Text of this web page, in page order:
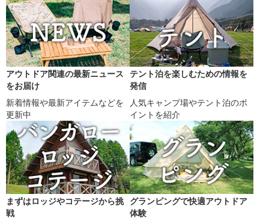
アウトドア関連の最新ニュース
をお届け
新着情報や最新アイテムなどを
更新中
テント泊を楽しむための情報を
発信
人気キャンプ場やテント泊のポ
イントを紹介
まずはロッジやコテージから挑
戦
グランピングで快適アウトドア
体験